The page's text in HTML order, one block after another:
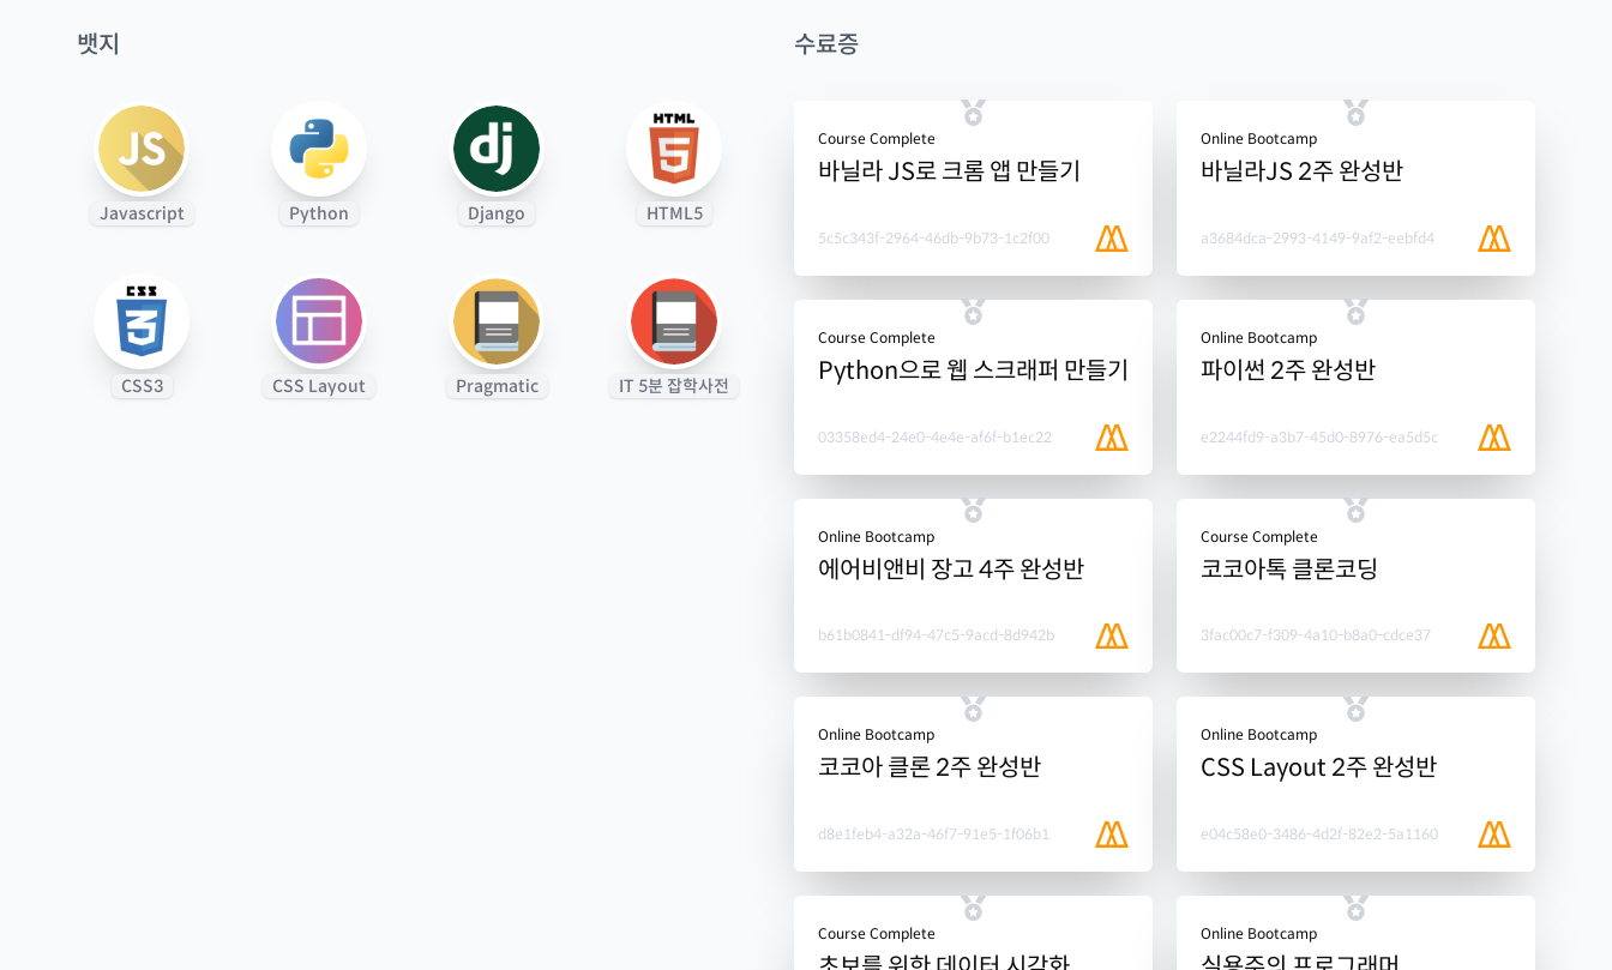
뱃지
Javascript Python Django HTML5
CSS3 CSS Layout Pragmatic IT 5분 잡학사전
수료증
Course Complete
바닐라 JS로 크롬 앱 만들기
5c5c343f-2964-46db-9b73-1c2f00
Online Bootcamp
바닐라JS 2주 완성반
a3684dca-2993-4149-9af2-eebfd4
Course Complete
Python으로 웹 스크래퍼 만들기
03358ed4-24e0-4e4e-af6f-b1ec22
Online Bootcamp
파이썬 2주 완성반
e2244fd9-a3b7-45d0-8976-ea5d5c
Online Bootcamp
에어비앤비 장고 4주 완성반
b61b0841-df94-47c5-9acd-8d942b
Course Complete
코코아톡 클론코딩
3fac00c7-f309-4a10-b8a0-cdce37
Online Bootcamp
코코아 클론 2주 완성반
d8e1feb4-a32a-46f7-91e5-1f06b1
Online Bootcamp
CSS Layout 2주 완성반
e04c58e0-3486-4d2f-82e2-5a1160
Course Complete Online Bootcamp